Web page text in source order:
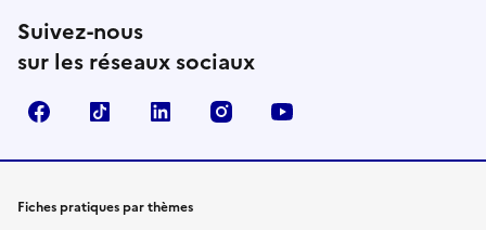
Suivez-nous
sur les réseaux sociaux
FacebookTikTok LinkedIn Instagram
Fiches pratiques par thèmes